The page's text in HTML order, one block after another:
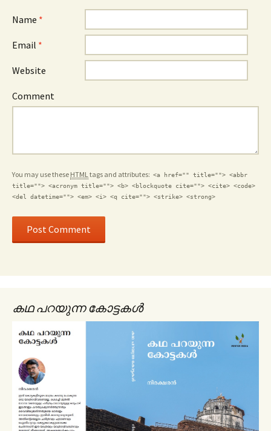
Name *
Email *
Website
Comment
You may use these HTMLtags and attributes: <a href="" title=""> <abbr
title=""> <acronym title=""> <b> <blockquote cite=""> <cite> <code>
<del datetime=""> <em> <i> <q cite=""> <strike> <strong>
കഥ പറയുന്ന കോട്ടകൾ